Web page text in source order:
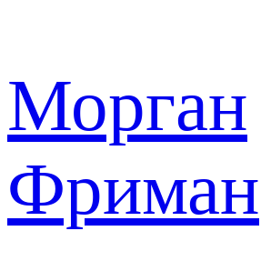
Морган
Фриман